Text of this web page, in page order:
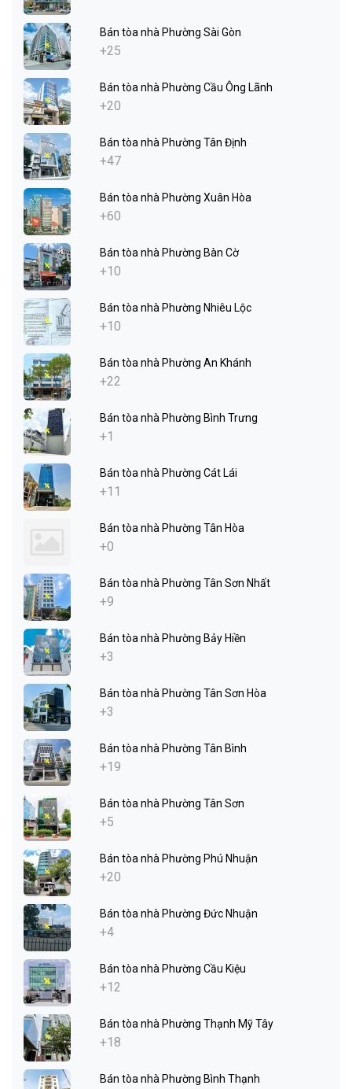
Bán tòa nhà Phường Sài Gòn
+25
Bán tòa nhà Phường Cầu Ông Lãnh
+20
Bán tòa nhà Phường Tân Định
+47
Bán tòa nhà Phường Xuân Hòa
+60
Bán tòa nhà Phường Bàn Cờ
+10
Bán tòa nhà Phường Nhiêu Lộc
+10
Bán tòa nhà Phường An Khánh
+22
Bán tòa nhà Phường Bình Trưng
+1
Bán tòa nhà Phường Cát Lái
+11
Bán tòa nhà Phường Tân Hòa
+0
Bán tòa nhà Phường Tân Sơn Nhất
+9
Bán tòa nhà Phường Bảy Hiền
+3
Bán tòa nhà Phường Tân Sơn Hòa
+3
Bán tòa nhà Phường Tân Bình
+19
Bán tòa nhà Phường Tân Sơn
+5
Bán tòa nhà Phường Phú Nhuận
+20
Bán tòa nhà Phường Đức Nhuận
+4
Bán tòa nhà Phường Cầu Kiệu
+12
Bán tòa nhà Phường Thạnh Mỹ Tây
+18
Bán tòa nhà Phường Bình Thạnh